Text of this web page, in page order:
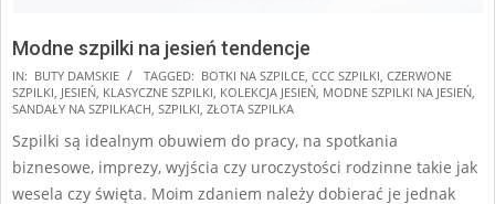
Modne szpilki na jesień tendencje
2025-
07-
IN: BUTY DAMSKIE TAGGED: BOTKI NA SZPILCE, CCC SZPILKI, CZERWONE
SZPILKI, JESIEŃ, KLASYCZNE SZPILKI, KOLEKCJA JESIEŃ, MODNE SZPILKI NA JESIEŃ,
SANDAŁY NA SZPILKACH, SZPILKI, ZŁOTA SZPILKA
Szpilki są idealnym obuwiem do pracy, na spotkania
biznesowe, imprezy, wyjścia czy uroczystości rodzinne takie jak
wesela czy święta. Moim zdaniem należy dobierać je jednak